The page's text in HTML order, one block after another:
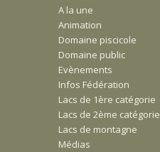
A la une
Animation
Domaine piscicole
Domaine public
Evènements
Infos Fédération
Lacs de 1ère catégorie
Lacs de 2ème catégorie
Lacs de montagne
Médias